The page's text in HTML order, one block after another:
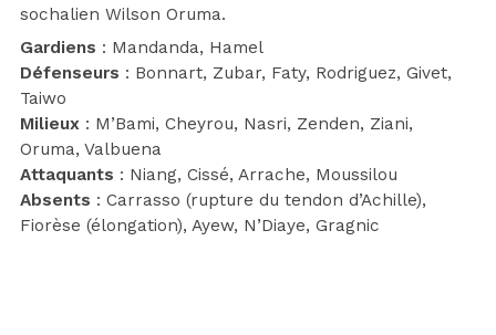
sochalien Wilson Oruma.
Gardiens : Mandanda, Hamel
Défenseurs : Bonnart, Zubar, Faty, Rodriguez, Givet,
Taiwo
Milieux : M’Bami, Cheyrou, Nasri, Zenden, Ziani,
Oruma, Valbuena
Attaquants : Niang, Cissé, Arrache, Moussilou
Absents : Carrasso (rupture du tendon d’Achille),
Fiorèse (élongation), Ayew, N’Diaye, Gragnic